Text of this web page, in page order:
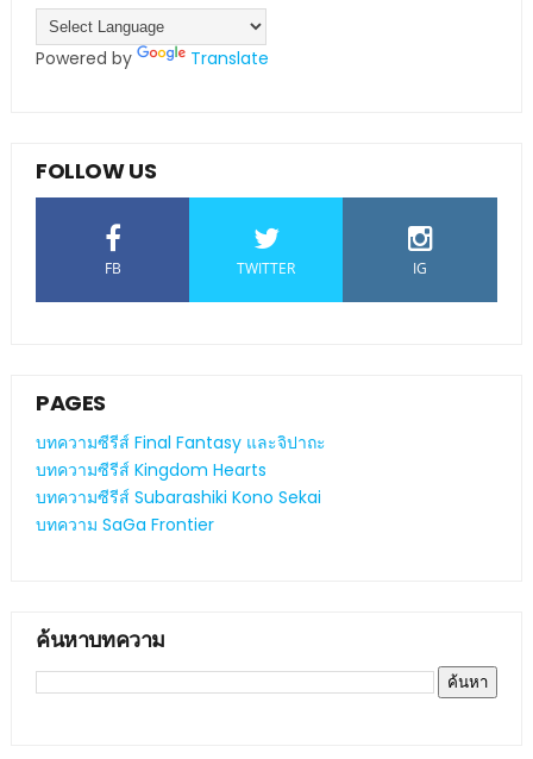
Powered by Translate
FOLLOW US
FB TWITTER IG
PAGES
บทความซีรีส์ Final Fantasy และจิปาถะ
บทความซีรีส์ Kingdom Hearts
บทความซีรีส์ Subarashiki Kono Sekai
บทความ SaGa Frontier
ค้นหาบทความ